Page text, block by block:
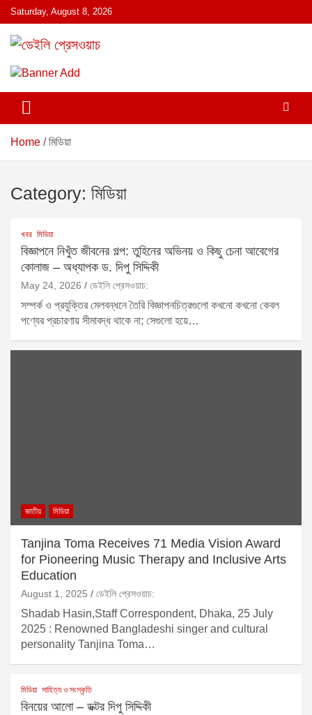
k
e
Saturday, August 8, 2026
ডেইলি প্রেসওয়াচ
Home মিডিয়া
Category: মিডিয়া
খবর মিডিয়া
বিজ্ঞাপনে নিখুঁত জীবনের গল্প: তুহিনের অভিনয় ও কিছু চেনা আবেগের
কোলাজ – অধ্যাপক ড. দিপু সিদ্দিকী
May 24, 2026 ডেইলি প্রেসওয়াচ:
সম্পর্ক ও প্রযুক্তির মেলবন্ধনে তৈরি বিজ্ঞাপনচিত্রগুলো কখনো কখনো কেবল
পণ্যের প্রচারণায় সীমাবদ্ধ থাকে না; সেগুলো হয়ে…
জাতীয় মিডিয়া
Tanjina Toma Receives 71 Media Vision Award
for Pioneering Music Therapy and Inclusive Arts
Education
August 1, 2025 ডেইলি প্রেসওয়াচ:
Shadab Hasin,Staff Correspondent, Dhaka, 25 July
2025 : Renowned Bangladeshi singer and cultural
personality Tanjina Toma…
মিডিয়া সাহিত্য ও সংস্কৃতি
বিনয়ের আলো – ডক্টর দিপু সিদ্দিকী